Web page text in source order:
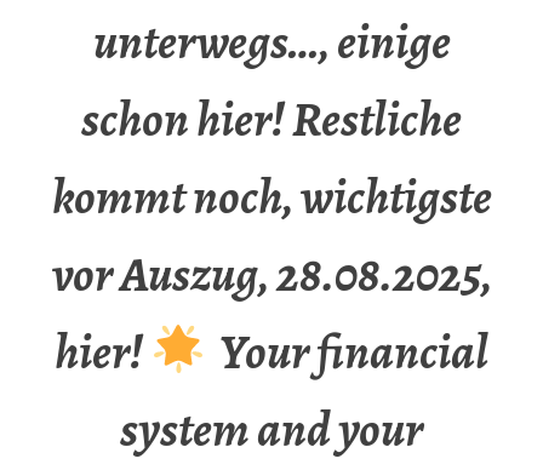
unterwegs…, einige
schon hier! Restliche
kommt noch, wichtigste
vor Auszug, 28.08.2025,
hier!
Your financial
system and your